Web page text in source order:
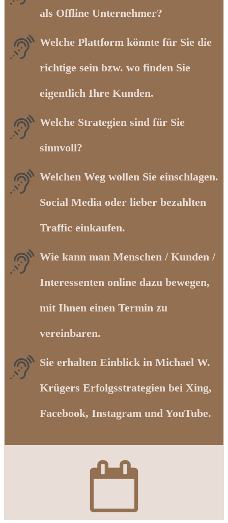
als Offline Unternehmer?
Welche Plattform könnte für Sie die
richtige sein bzw. wo finden Sie
eigentlich Ihre Kunden.
Welche Strategien sind für Sie
sinnvoll?
Welchen Weg wollen Sie einschlagen.
Social Media oder lieber bezahlten
Traffic einkaufen.
Wie kann man Menschen / Kunden /
Interessenten online dazu bewegen,
mit Ihnen einen Termin zu
vereinbaren.
Sie erhalten Einblick in Michael W.
Krügers Erfolgsstrategien bei Xing,
Facebook, Instagram und YouTube.